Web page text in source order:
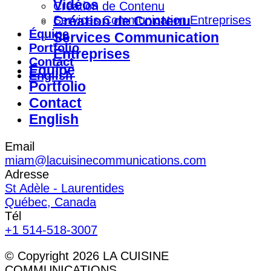
Création de Contenu
Services Communication Entreprises
Équipe
Portfolio
Contact
English
Vidéos
Création de Contenu
Services Communication
Entreprises
Équipe
Portfolio
Contact
English
Email
miam@lacuisinecommunications.com
Adresse
St Adèle - Laurentides
Québec, Canada
Tél
+1 514-518-3007
© Copyright 2026 LA CUISINE